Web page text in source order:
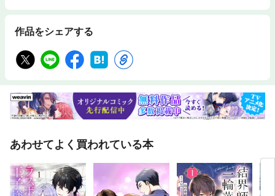
作品をシェアする
あわせてよく買われている本